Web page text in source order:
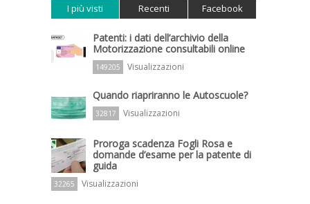
I più visti Recenti Facebook
Patenti: i dati dell’archivio della
Motorizzazione consultabili online
149205 Visualizzazioni
Quando riapriranno le Autoscuole?
32817 Visualizzazioni
Proroga scadenza Fogli Rosa e
domande d’esame per la patente di
guida
32265 Visualizzazioni